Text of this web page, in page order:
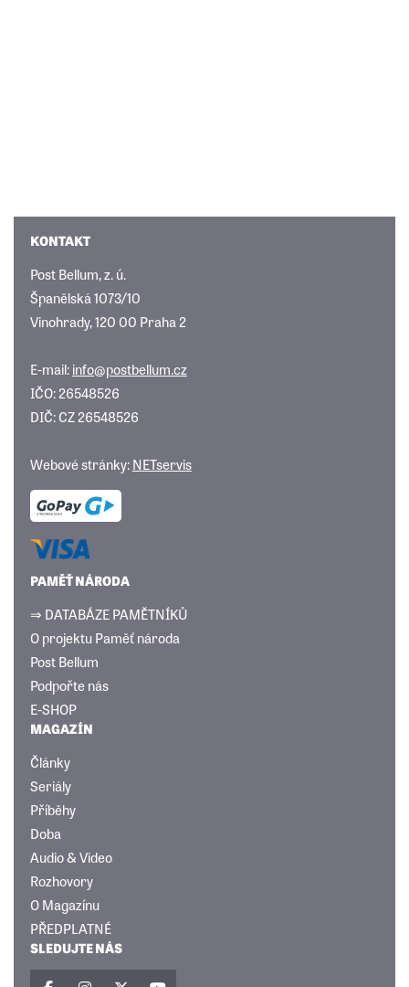
KONTAKT
Post Bellum, z. ú.
Španělská 1073/10
Vinohrady, 120 00 Praha 2
E-mail:info@postbellum.cz
IČO: 26548526
DIČ: CZ 26548526
Webové stránky:NETservis
PAMĚŤ NÁRODA
⇒ DATABÁZE PAMĚTNÍKŮ
O projektu Paměť národa
Post Bellum
Podpořte nás
E-SHOP
MAGAZÍN
Články
Seriály
Příběhy
Doba
Audio & Video
Rozhovory
O Magazínu
PŘEDPLATNÉ
SLEDUJTE NÁS